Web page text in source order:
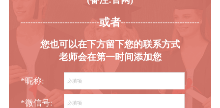
或者
您也可以在下方留下您的联系方式
老师会在第一时间添加您
*昵称:
*微信号: